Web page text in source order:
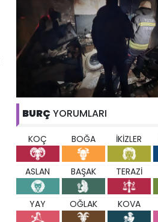
BURÇ YORUMLARI
KOÇ BOĞA İKİZLER
ASLAN BAŞAK TERAZİ
YAY OĞLAK KOVA